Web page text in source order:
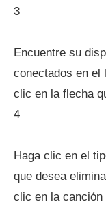
3
Encuentre su
conectados en el
clic en la flecha
4
Haga clic en el
que desea
clic en la canción